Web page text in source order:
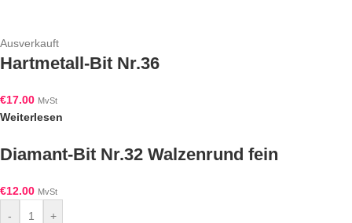
Ausverkauft
Hartmetall-Bit Nr.36
€17.00 MvSt
Weiterlesen
Diamant-Bit Nr.32 Walzenrund fein
€12.00 MvSt
-
+